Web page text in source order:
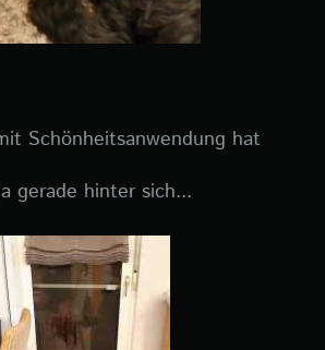
Schönheitsanwendung hat
gerade hinter sich...